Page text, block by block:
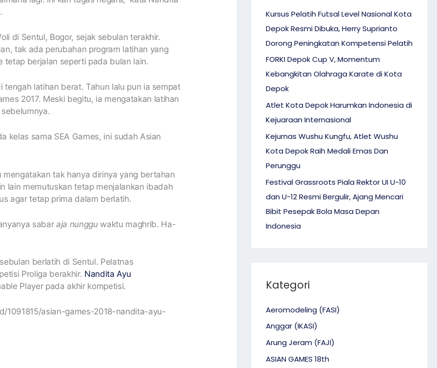
di Sentul, Bogor, sejak sebulan terakhir.
tak ada perubahan program latihan yang
tetap berjalan seperti pada bulan lain.
latihan berat. Tahun lalu pun ia sempat
2017. Meski begitu, ia mengatakan latihan
kelas sama SEA Games, ini sudah Asian
mengatakan tak hanya dirinya yang bertahan
lain memutuskan tetap menjalankan ibadah
agar tetap prima dalam berlatih.
sabaraja nungguwaktu maghrib. Ha-
berlatih di Sentul. Pelatnas
Proliga berakhir. Nandita Ayu
Player pada akhir kompetisi.
1091815/asian-games-2018-nandita-ayu-
Kursus Pelatih Futsal Level Nasional Kota
Depok Resmi Dibuka, Herry Suprianto
Dorong Peningkatan Kompetensi Pelatih
FORKI Depok Cup V, Momentum
Kebangkitan Olahraga Karate di Kota
Depok
Atlet Kota Depok Harumkan Indonesia di
Kejuaraan Internasional
Kejurnas Wushu Kungfu, Atlet Wushu
Kota Depok Raih Medali Emas Dan
Perunggu
Festival Grassroots Piala Rektor UI U-10
dan U-12 Resmi Bergulir, Ajang Mencari
Bibit Pesepak Bola Masa Depan
Indonesia
Kategori
Aeromodeling (FASI)
Anggar (IKASI)
Arung Jeram (FAJI)
ASIAN GAMES 18th